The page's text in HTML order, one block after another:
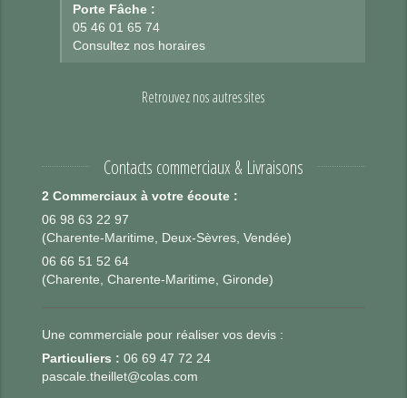
Porte Fâche :
05 46 01 65 74
Consultez nos horaires
Retrouvez nos autres sites
Contacts commerciaux & Livraisons
2 Commerciaux à votre écoute :
06 98 63 22 97
(Charente-Maritime, Deux-Sèvres, Vendée)
06 66 51 52 64
(Charente, Charente-Maritime, Gironde)
Une commerciale pour réaliser vos devis :
Particuliers : 06 69 47 72 24
pascale.theillet@colas.com